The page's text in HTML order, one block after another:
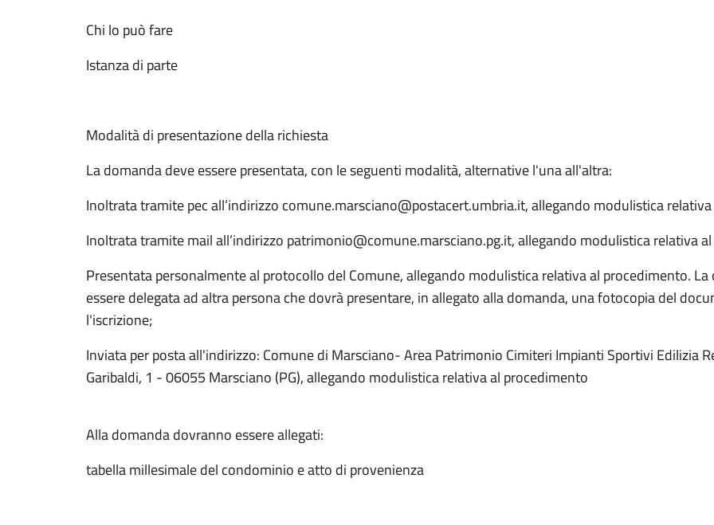
Chi lo può fare
Istanza di parte
Modalità di presentazione della richiesta
La domanda deve essere presentata, con le seguenti modalità, alternative l'una all'altra:
Inoltrata tramite pec all’indirizzo comune.marsciano@postacert.umbria.it, allegando modulistica
Inoltrata tramite mail all’indirizzo patrimonio@comune.marsciano.pg.it, allegando modulistica relativa
Presentata personalmente al protocollo del Comune, allegando modulistica relativa al procedimento.
essere delegata ad altra persona che dovrà presentare, in allegato alla domanda, una fotocopia del
l'iscrizione;
Inviata per posta all'indirizzo: Comune di Marsciano- Area Patrimonio Cimiteri Impianti Sportivi Edilizia
Garibaldi, 1 - 06055 Marsciano (PG), allegando modulistica relativa al procedimento
Alla domanda dovranno essere allegati:
tabella millesimale del condominio e atto di provenienza